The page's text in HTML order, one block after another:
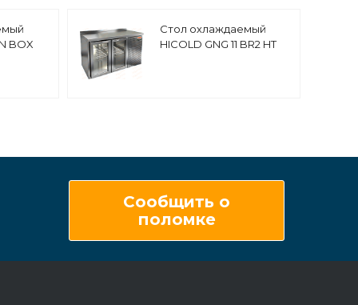
BOX
Стол охлаждаемый
HICOLD GNG 11 BR2 HT
Сообщить о
поломке